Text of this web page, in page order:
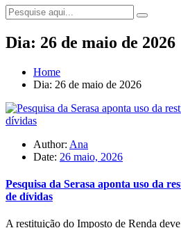
Dia: 26 de maio de 2026
Home
Dia: 26 de maio de 2026
Author: Ana
Date: 26 maio, 2026
Pesquisa da Serasa aponta uso da
de dívidas
A restituição do Imposto de Renda